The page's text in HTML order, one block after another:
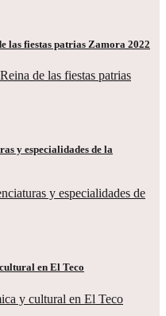
las fiestas patrias Zamora 2022
y especialidades de la
en El Teco